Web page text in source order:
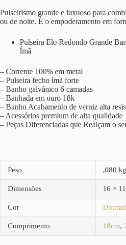
Pulseirismo grande e luxuoso para
ou de noite. É o empoderamento em
Pulseira Elo Redondo Grande
Ímã
– Corrente 100% em metal
– Pulseira fecho ímã forte
– Banho galvânico 6 camadas
– Banhada em ouro 18k
– Banho Acabamento de verniz alta
– Acessórios premium de alta qualidade
– Peças Diferenciadas que Realçam o
Peso ,080 kg
Dimensões 16 ×
Cor
Comprimento 18cm,